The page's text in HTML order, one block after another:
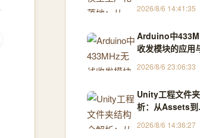
践
2026/8/6 14:41:35
Arduino中
收发模块的应用
2026/8/6 23:06:33
Unity工程文件
析：从Assets到
发效率
2026/8/6 14:36:27